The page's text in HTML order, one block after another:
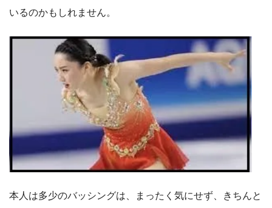
いるのかもしれません。
本人は多少のバッシングは、まったく気にせず、きちんと